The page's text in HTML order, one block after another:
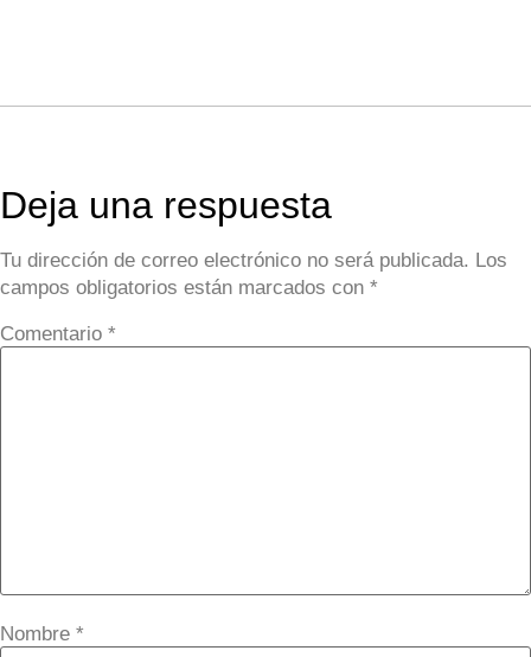
Deja una respuesta
Tu dirección de correo electrónico no será publicada. Los
campos obligatorios están marcados con *
Comentario *
Nombre *